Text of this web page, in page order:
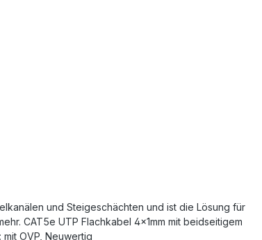
und Steigeschächten und ist die Lösung für
CAT5e UTP Flachkabel 4x1mm mit beidseitigem
OVP, Neuwertig